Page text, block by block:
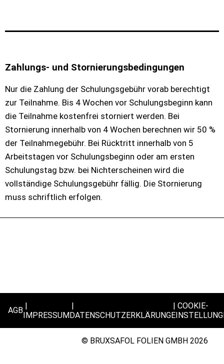
Zahlungs- und Stornierungsbedingungen
Nur die Zahlung der Schulungsgebühr vorab berechtigt
zur Teilnahme. Bis 4 Wochen vor Schulungsbeginn kann
die Teilnahme kostenfrei storniert werden. Bei
Stornierung innerhalb von 4 Wochen berechnen wir 50 %
der Teilnahmegebühr. Bei Rücktritt innerhalb von 5
Arbeitstagen vor Schulungsbeginn oder am ersten
Schulungstag bzw. bei Nichterscheinen wird die
vollständige Schulungsgebühr fällig. Die Stornierung
muss schriftlich erfolgen.
AGBIMPRESSUMDATENSCHUTZERKLÄRUNG
COOKIE-
© BRUXSAFOL FOLIEN GMBH 2026